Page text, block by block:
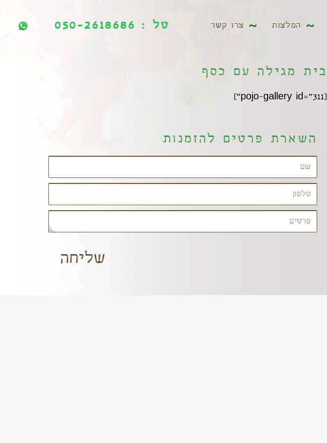
המלצות צרו קשר טל : 050-2618686 המלצות צרו קשר טל : 050-2618686
בית מגילה עם כסף
[pojo-gallery id="311"]
שליחה
השארת פרטים להזמנות